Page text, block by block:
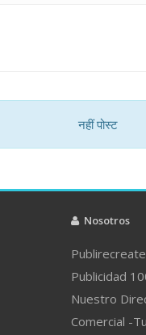
नहीं पोस्ट
Nosotros
Publicidad
Nuestro
Comercial -